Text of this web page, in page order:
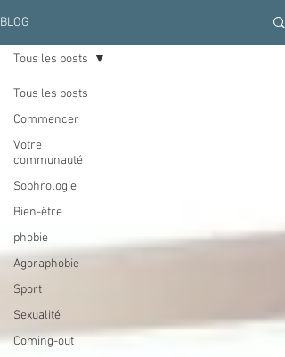
BLOG
Tous les posts
Commencer
Votre
communauté
Sophrologie
Bien-être
phobie
Agoraphobie
Sport
Sexualité
Coming-out
Tous les posts